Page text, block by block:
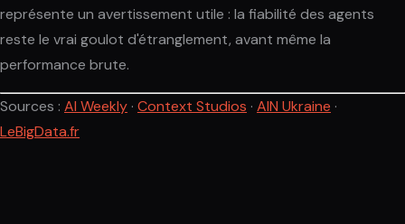
représente un avertissement utile : la fiabilité des agents
reste le vrai goulot d'étranglement, avant même la
performance brute.
Sources : AI Weekly · Context Studios · AIN Ukraine ·
LeBigData.fr